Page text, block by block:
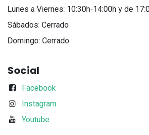
Lunes a Viernes: 10:30h-14:00h y de
Sábados: Cerrado
Domingo: Cerrado
Social
Facebook
Instagram
Youtube